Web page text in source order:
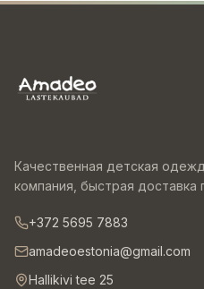
Малыши
Качественная детская
компания, быстрая доставка
+372 5695 7883
amadeoestonia@gmail.com
Hallikivi tee 25